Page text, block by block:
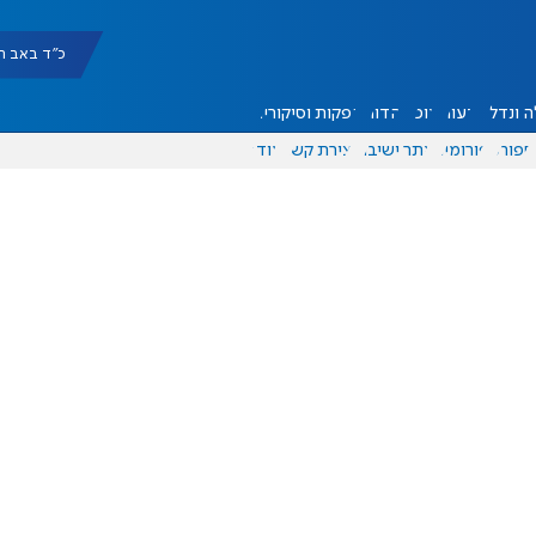
כ"ד באב תשפ"ו
ונדל"ן דעות אוכל יהדות הפקות וסיקורים
ספורט פורומים אתר ישיבה יצירת קשר עוד